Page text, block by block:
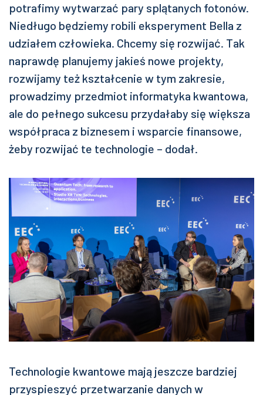
potrafimy wytwarzać pary splątanych fotonów.
Niedługo będziemy robili eksperyment Bella z
udziałem człowieka. Chcemy się rozwijać. Tak
naprawdę planujemy jakieś nowe projekty,
rozwijamy też kształcenie w tym zakresie,
prowadzimy przedmiot informatyka kwantowa,
ale do pełnego sukcesu przydałaby się większa
współpraca z biznesem i wsparcie finansowe,
żeby rozwijać te technologie – dodał.
Technologie kwantowe mają jeszcze bardziej
przyspieszyć przetwarzanie danych w